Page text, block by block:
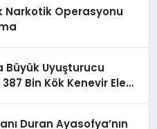
Narkotik Operasyonu
Büyük Uyuşturucu
Bin Kök Kenevir Ele
Duran Ayasofya’nın